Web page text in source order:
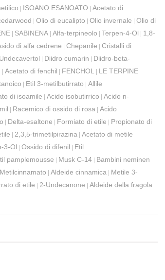
| ISOANO ESANOATO | Acetato di
| Olio di eucalipto | Olio invernale | Olio di
| SABINENA | Alfa-terpineolo | Terpen-4-Ol | 1,8-
di alfa cedrene | Chepanile | Cristalli di
Undecavertol | Diidro cumarin | Diidro-beta-
| Acetato di fenchil | FENCHOL | LE TERPINE
| Etil 3-metilbutirrato | Allile
di isoamile | Acido isobutirrico | Acido n-
| Racemico di ossido di rosa | Acido
| Delta-esaltone | Formiato di etile | Propionato di
| 2,3,5-trimetilpirazina | Acetato di metile
3-Ol | Ossido di difenil | Etil
pamplemousse | Musk C-14 | Bambini neminen
Metilcinnamato | Aldeide cinnamica | Metile 3-
di etile | 2-Undecanone | Aldeide della fragola